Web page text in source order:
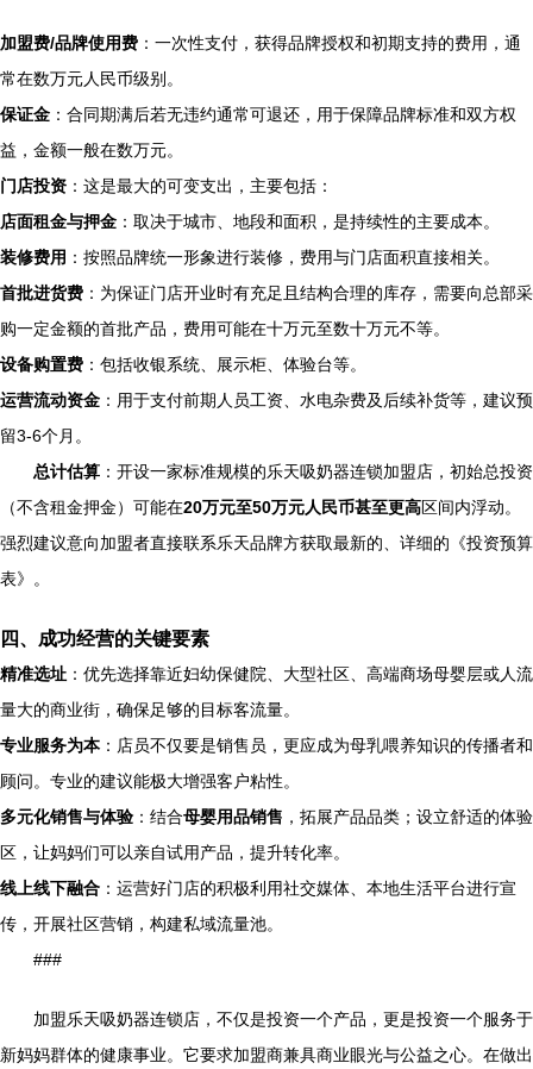
加盟费/品牌使用费 ：一次性支付，获得品牌授权和初期支持的费用，通
常在数万元人民币级别。
保证金 ：合同期满后若无违约通常可退还，用于保障品牌标准和双方权
益，金额一般在数万元。
门店投资 ：这是最大的可变支出，主要包括：
店面租金与押金 ：取决于城市、地段和面积，是持续性的主要成本。
装修费用 ：按照品牌统一形象进行装修，费用与门店面积直接相关。
首批进货费 ：为保证门店开业时有充足且结构合理的库存，需要向总部采
购一定金额的首批产品，费用可能在十万元至数十万元不等。
设备购置费 ：包括收银系统、展示柜、体验台等。
运营流动资金 ：用于支付前期人员工资、水电杂费及后续补货等，建议预
留3-6个月。
总计估算 ：开设一家标准规模的乐天吸奶器连锁加盟店，初始总投资
（不含租金押金）可能在20万元至50万元人民币甚至更高区间内浮动。
强烈建议意向加盟者直接联系乐天品牌方获取最新的、详细的《投资预算
表》。
四、成功经营的关键要素
精准选址 ：优先选择靠近妇幼保健院、大型社区、高端商场母婴层或人流
量大的商业街，确保足够的目标客流量。
专业服务为本：店员不仅要是销售员，更应成为母乳喂养知识的传播者和
顾问。专业的建议能极大增强客户粘性。
多元化销售与体验 ：结合母婴用品销售 ，拓展产品品类；设立舒适的体验
区，让妈妈们可以亲自试用产品，提升转化率。
线上线下融合 ：运营好门店的积极利用社交媒体、本地生活平台进行宣
传，开展社区营销，构建私域流量池。
###
加盟乐天吸奶器连锁店，不仅是投资一个产品，更是投资一个服务于
新妈妈群体的健康事业。它要求加盟商兼具商业眼光与公益之心。在做出